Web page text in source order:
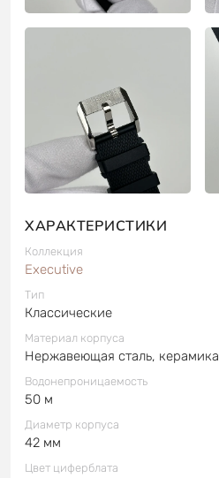
ХАРАКТЕРИСТИКИ
Коллекция
Executive
Тип
Классические
Материал корпуса
Нержавеющая сталь, керамика
Водонепроницаемость
50 м
Диаметр корпуса
42 мм
Цвет циферблата